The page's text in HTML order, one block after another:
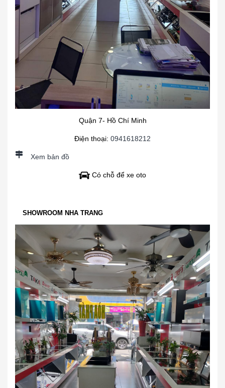
Quận 7- Hồ Chí Minh
Điện thoại: 0941618212
Xem bản đồ
Có chỗ để xe oto
SHOWROOM NHA TRANG